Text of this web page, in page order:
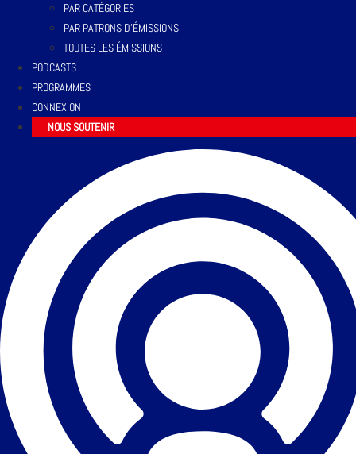
PAR CATÉGORIES
PAR PATRONS D’ÉMISSIONS
TOUTES LES ÉMISSIONS
PODCASTS
PROGRAMMES
CONNEXION
NOUS SOUTENIR